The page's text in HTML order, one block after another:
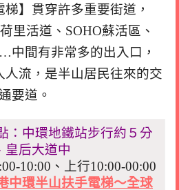
梯】貫穿許多重要街道，
里活道、 SOHO蘇活區、
…中間有非常多的出入口，
人流，是半山居民往來的交
要道。
：中環地鐵站步行約５分
皇后大道中
10:00、上行10:00-00:00
中環半山扶手電梯～全球